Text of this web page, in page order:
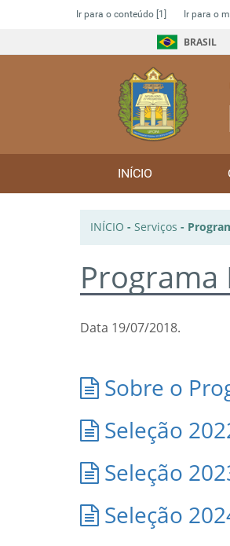
Ir para o conteúdo [1] Ir para o
BRASIL
INÍCIO
INÍCIO - Serviços -
Programa
Data 19/07/2018.
Sobre o
Seleção
Seleção
Seleção